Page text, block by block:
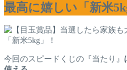
最高に嬉しい「新米
今回のスピードくじの『当たり』